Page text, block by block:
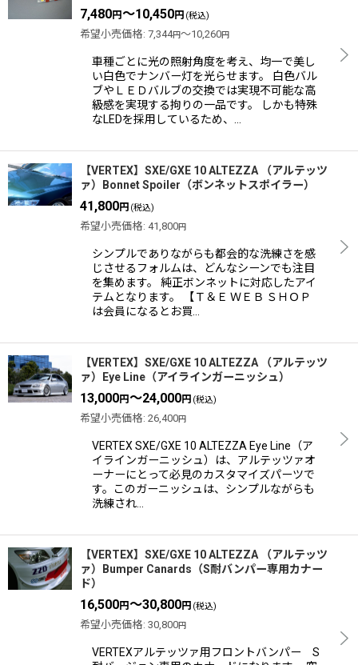
7,480円～10,450円 (税込)
希望小売価格: 7,344円～10,260円
車種ごとに光の照射角度を考え、均一で美し
い白色でナンバー灯を光らせます。 白色バル
ブやＬＥＤバルブの交換では実現不可能な高
級感を実現する拘りの一品です。 しかも特殊
なLEDを採用しているため、…
【VERTEX】SXE/GXE 10 ALTEZZA （アルテッツ
ァ）Bonnet Spoiler（ボンネットスポイラー）
41,800円 (税込)
希望小売価格: 41,800円
シンプルでありながらも都会的な洗練さを感
じさせるフォルムは、どんなシーンでも注目
を集めます。 純正ボンネットに対応したアイ
テムとなります。 【Ｔ＆Ｅ ＷＥＢ ＳＨＯＰ
は会員になるとお買…
【VERTEX】SXE/GXE 10 ALTEZZA （アルテッツ
ァ）Eye Line（アイラインガーニッシュ）
13,000円～24,000円 (税込)
希望小売価格: 26,400円
VERTEX SXE/GXE 10 ALTEZZA Eye Line（ア
イラインガーニッシュ）は、アルテッツァオ
ーナーにとって必見のカスタマイズパーツで
す。このガーニッシュは、シンプルながらも
洗練され…
【VERTEX】SXE/GXE 10 ALTEZZA （アルテッツ
ァ）Bumper Canards（S耐バンパー専用カナー
ド）
16,500円～30,800円 (税込)
希望小売価格: 30,800円
VERTEXアルテッツァ用フロントバンパー S